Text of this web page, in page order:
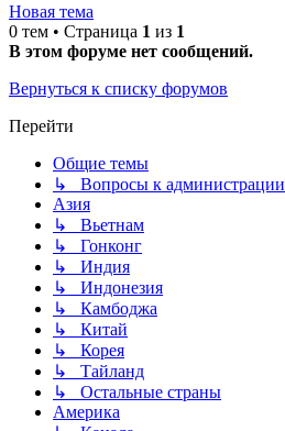
Новая тема
0 тем • Страница 1 из 1
В этом форуме нет сообщений.
Вернуться к списку форумов
Перейти
Общие темы
↳ Вопросы к администрации
Азия
↳ Вьетнам
↳ Гонконг
↳ Индия
↳ Индонезия
↳ Камбоджа
↳ Китай
↳ Корея
↳ Тайланд
↳ Остальные страны
Америка